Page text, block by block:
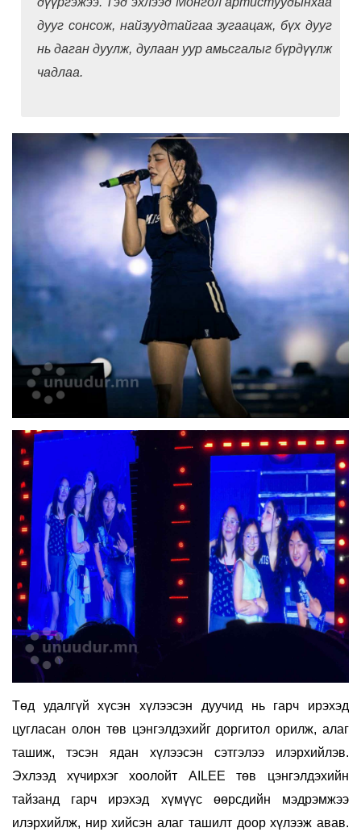
дууг сонсож, найзуудтайгаа зугаацаж, бүх дууг
нь даган дуулж, дулаан уур амьсгалыг бүрдүүлж
чадлаа.
Төд удалгүй хүсэн хүлээсэн дуучид нь гарч ирэхэд
цугласан олон төв цэнгэлдэхийг доргитол орилж, алаг
ташиж, тэсэн ядан хүлээсэн сэтгэлээ илэрхийлэв.
Эхлээд хүчирхэг хоолойт AILEE төв цэнгэлдэхийн
тайзанд гарч ирэхэд хүмүүс өөрсдийн мэдрэмжээ
илэрхийлж, нир хийсэн алаг ташилт доор хүлээж авав.